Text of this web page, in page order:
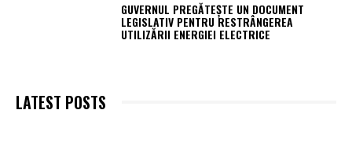
GUVERNUL PREGĂTEȘTE UN DOCUMENT
LEGISLATIV PENTRU RESTRÂNGEREA
UTILIZĂRII ENERGIEI ELECTRICE
LATEST POSTS